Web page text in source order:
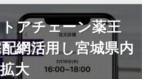
アチェーン薬王
網活用し宮城県内
大